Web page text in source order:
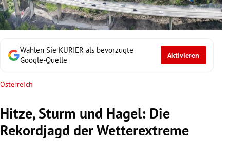
Untermenü
Untermenü
Untermenü
Untermenü
Wählen Sie KURIER als bevorzugte
Google-Quelle
Aktivieren
Österreich
Hitze, Sturm und Hagel: Die
Rekordjagd der Wetterextreme